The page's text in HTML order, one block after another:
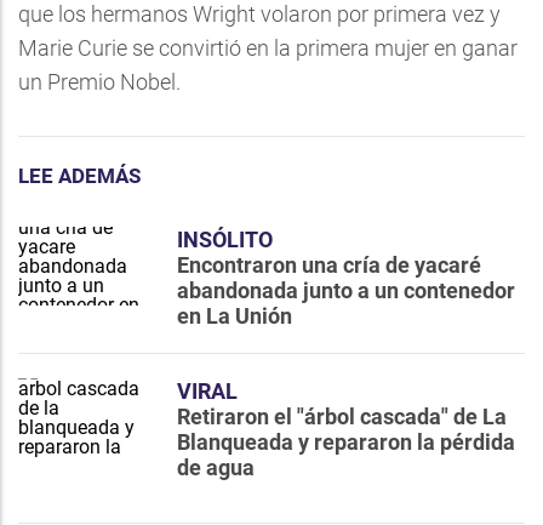
que los hermanos Wright volaron por primera vez y
Marie Curie se convirtió en la primera mujer en ganar
un Premio Nobel.
LEE ADEMÁS
INSÓLITO
Encontraron una cría de yacaré
abandonada junto a un contenedor
en La Unión
VIRAL
Retiraron el "árbol cascada" de La
Blanqueada y repararon la pérdida
de agua